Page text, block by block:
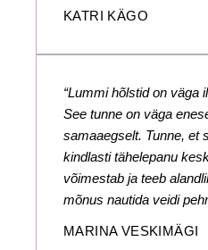
KATRI KÄGO
“Lummi hõlstid on väga
See tunne on väga
samaaegselt. Tunne, et
kindlasti tähelepanu
võimestab ja teeb
mõnus nautida veidi
MARINA VESKIMÄGI